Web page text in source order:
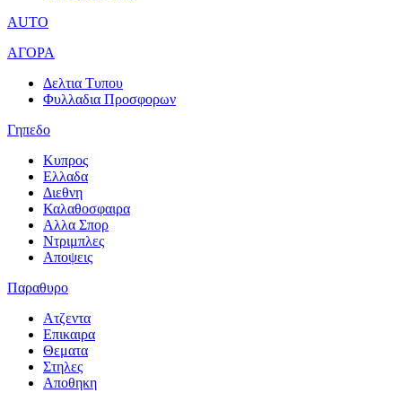
AUTO
ΑΓΟΡΑ
Δελτια Τυπου
Φυλλαδια Προσφορων
Γηπεδο
Κυπρος
Ελλαδα
Διεθνη
Καλαθοσφαιρα
Αλλα Σπορ
Ντριμπλες
Αποψεις
Παραθυρο
Ατζεντα
Επικαιρα
Θεματα
Στηλες
Αποθηκη